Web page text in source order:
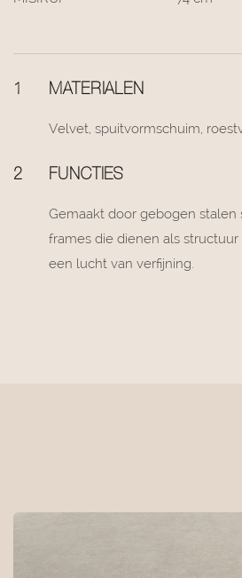
1 MATERIALEN
Velvet, spuitvormschuim,
2 FUNCTIES
Gemaakt door gebogen
frames die dienen als
een lucht van verfijning.